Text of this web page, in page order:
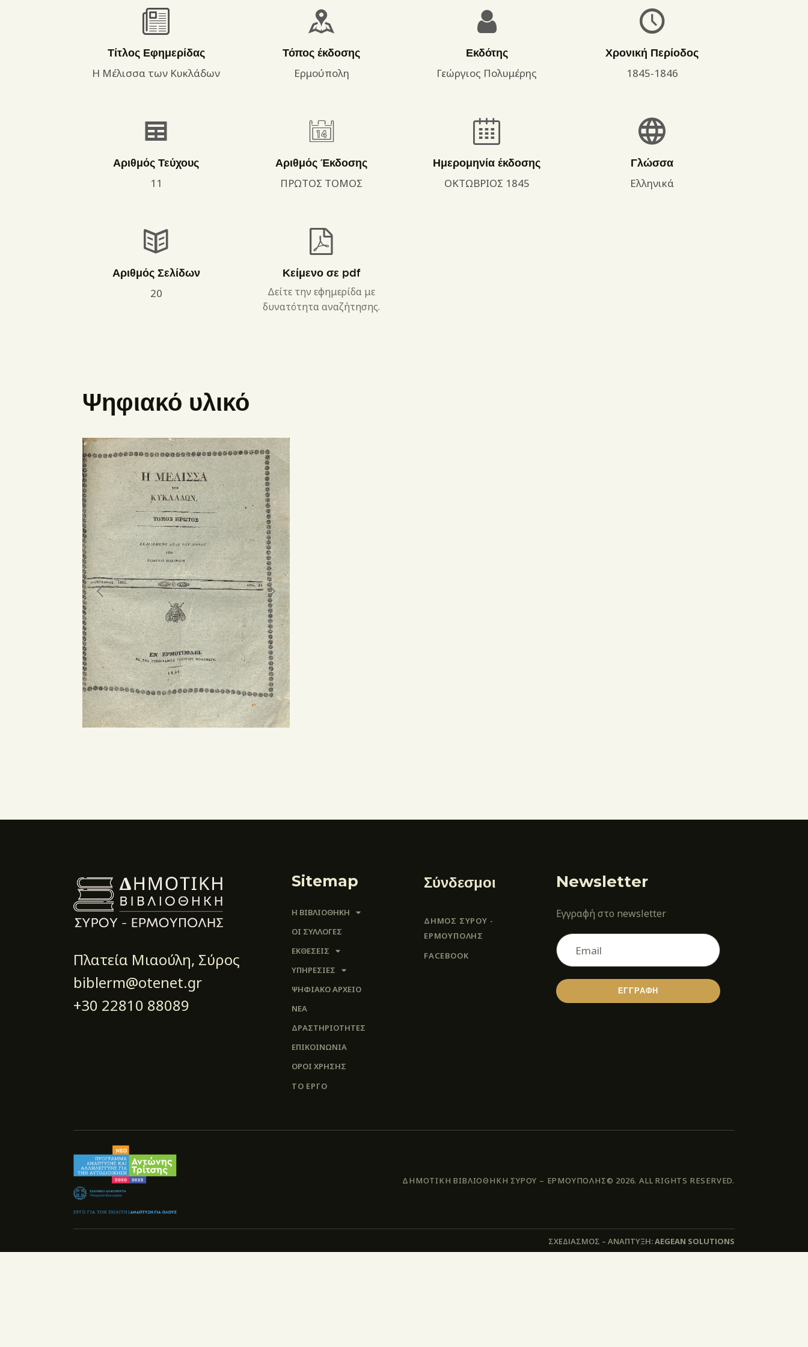
Τίτλος Εφημερίδας
Η Μέλισσα των Κυκλάδων
Τόπος έκδοσης
Ερμούπολη
Εκδότης
Γεώργιος Πολυμέρης
Χρονική Περίοδος
1845-1846
Αριθμός Τεύχους
11
Αριθμός Έκδοσης
ΠΡΩΤΟΣ ΤΟΜΟΣ
Ημερομηνία έκδοσης
ΟΚΤΩΒΡΙΟΣ 1845
Γλώσσα
Ελληνικά
Αριθμός Σελίδων
20
Κείμενο σε pdf
Δείτε την εφημερίδα με
δυνατότητα αναζήτησης.
Ψηφιακό υλικό
Πλατεία Μιαούλη, Σύρος
biblerm@otenet.gr
+30 22810 88089
Sitemap
Η ΒΙΒΛΙΟΘΗΚΗ
ΟΙ ΣΥΛΛΟΓΈΣ
ΕΚΘΕΣΕΙΣ
ΥΠΗΡΕΣΙΕΣ
ΨΗΦΙΑΚΌ ΑΡΧΕΊΟ
ΝΕΑ
ΔΡΑΣΤΗΡΙΟΤΗΤΕΣ
ΕΠΙΚΟΙΝΩΝΊΑ
ΌΡΟΙ ΧΡΉΣΗΣ
ΤΟ ΕΡΓΟ
Σύνδεσμοι
ΔΗΜΟΣ ΣΥΡΟΥ -
ΕΡΜΟΎΠΟΛΗΣ
FACEBOOK
Newsletter
Εγγραφή στο newsletter
ΕΓΓΡΑΦΗ
ΔΗΜΟΤΙΚΗ ΒΙΒΛΙΟΘΗΚΗ ΣΥΡΟΥ – ΕΡΜΟΥΠΟΛΗΣ© 2026. ALL RIGHTS RESERVED.
ΣΧΕΔΙΑΣΜΟΣ – ΑΝΑΠΤΥΞΗ:AEGEAN SOLUTIONS